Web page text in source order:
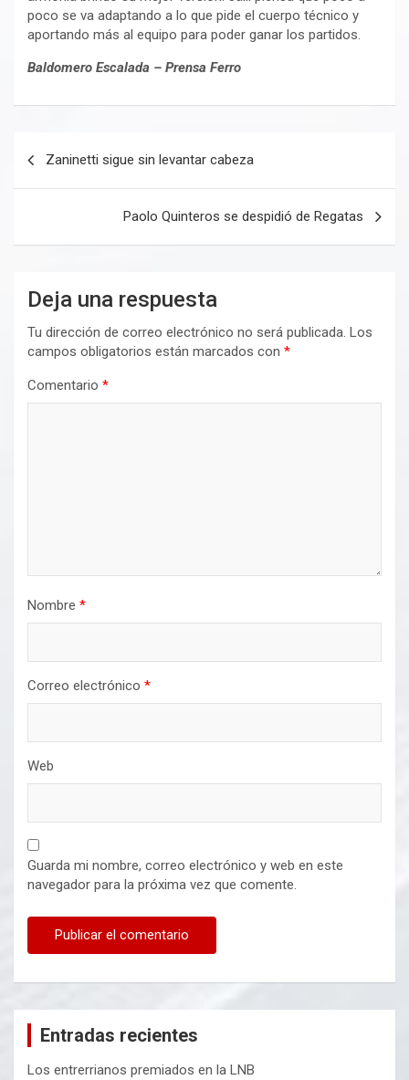
poco se va adaptando a lo que pide el cuerpo técnico y
aportando más al equipo para poder ganar los partidos.
Baldomero Escalada – Prensa Ferro
Zaninetti sigue sin levantar cabeza
Paolo Quinteros se despidió de Regatas
Deja una respuesta
Tu dirección de correo electrónico no será publicada. Los
campos obligatorios están marcados con *
Comentario *
Nombre *
Correo electrónico *
Web
Guarda mi nombre, correo electrónico y web en este
navegador para la próxima vez que comente.
Entradas recientes
Los entrerrianos premiados en la LNB